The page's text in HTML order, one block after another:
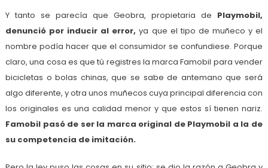
Y tanto se parecía que Geobra, propietaria de Playmobil,
denunció por inducir al error, ya que el tipo de muñeco y el
nombre podía hacer que el consumidor se confundiese. Porque
claro, una cosa es que tú registres la marca Famobil para vender
bicicletas o bolas chinas, que se sabe de antemano que será
algo diferente, y otra unos muñecos cuya principal diferencia con
los originales es una calidad menor y que estos sí tienen nariz.
Famobil pasó de ser la marca original de Playmobil a la de
su competencia de imitación.